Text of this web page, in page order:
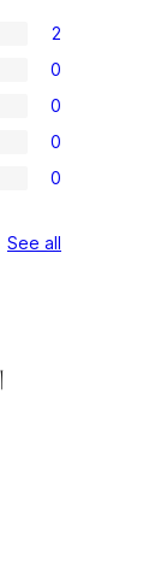
2
0
0
0
0
See all